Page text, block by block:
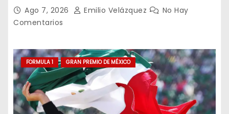
Ago 7, 2026 Emilio Velázquez
No Hay
Comentarios
FORMULA 1 GRAN PREMIO DE MÉXICO